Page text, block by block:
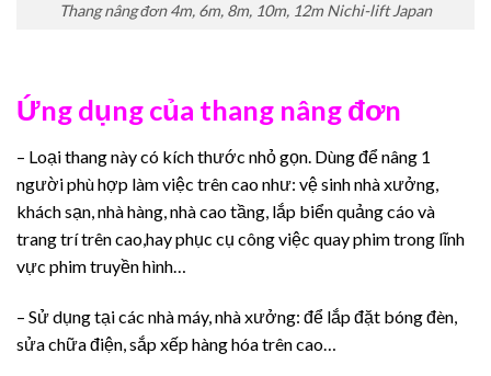
Thang nâng đơn 4m, 6m, 8m, 10m, 12m Nichi-lift Japan
Ứng dụng của thang nâng đơn
– Loại thang này có kích thước nhỏ gọn. Dùng để nâng 1
người phù hợp làm việc trên cao như: vệ sinh nhà xưởng,
khách sạn, nhà hàng, nhà cao tầng, lắp biển quảng cáo và
trang trí trên cao,hay phục cụ công việc quay phim trong lĩnh
vực phim truyền hình…
– Sử dụng tại các nhà máy, nhà xưởng: để lắp đặt bóng đèn,
sửa chữa điện, sắp xếp hàng hóa trên cao…